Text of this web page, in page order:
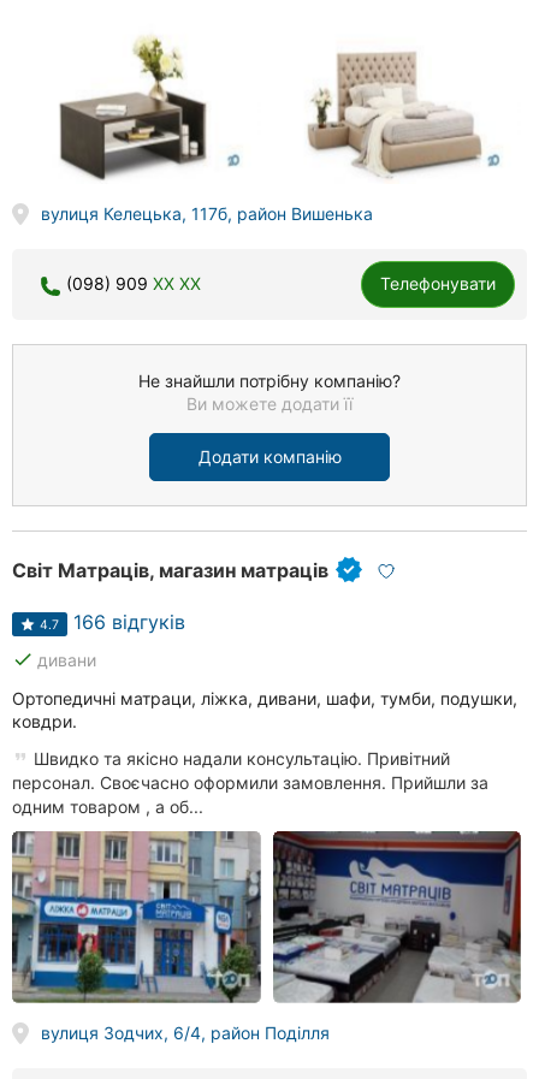
вулиця Келецька, 117б, район Вишенька
(098) 909 XX XX Телефонувати
Не знайшли потрібну компанію?
Ви можете додати її
Додати компанію
Світ Матраців, магазин матраців
4.7 166 відгуків
done дивани
Ортопедичні матраци, ліжка, дивани, шафи, тумби, подушки,
ковдри.
Швидко та якісно надали консультацію. Привітний
персонал. Своєчасно оформили замовлення. Прийшли за
одним товаром , а об...
вулиця Зодчих, 6/4, район Поділля